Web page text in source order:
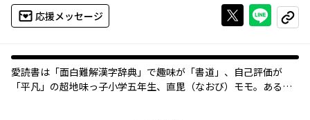
応援メッセージ Xで投稿する
ライン
コピー
愛読書は「面白難解漢字辞典」で趣味が「書道」、自己評価が
「平凡」の超地味っ子小学五年生、直毘（なおび）モモ。ある